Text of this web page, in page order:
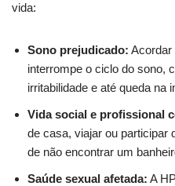
vida:
Sono prejudicado: Acordar
interrompe o ciclo do sono,
irritabilidade e até queda na
Vida social e profissional
de casa, viajar ou participar
de não encontrar um
Saúde sexual afetada: A